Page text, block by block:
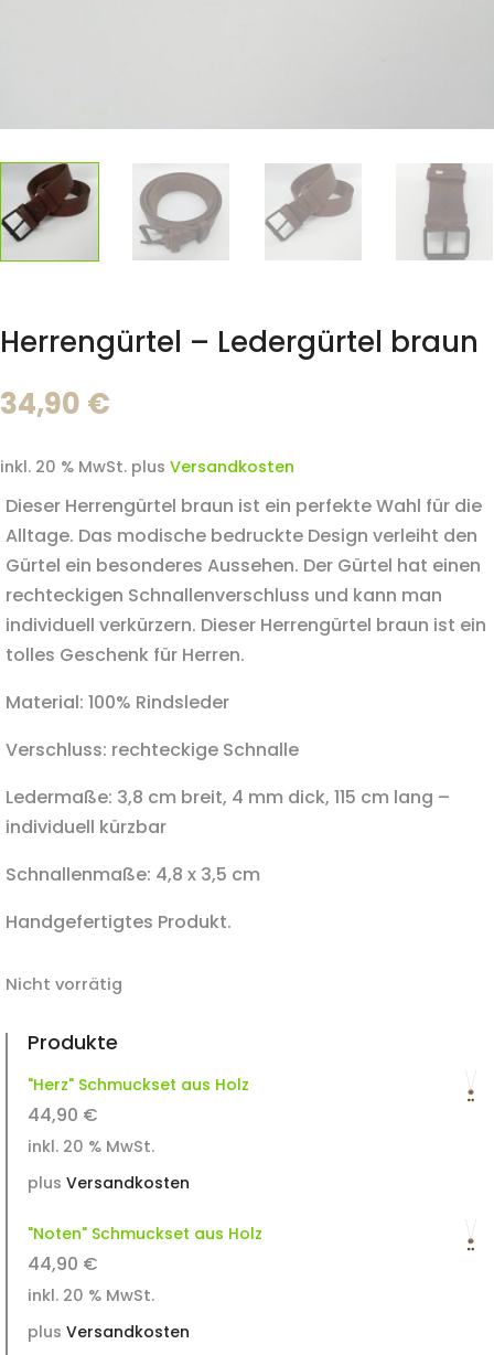
Herrengürtel – Ledergürtel braun
34,90 €
inkl. 20 % MwSt. plus Versandkosten
Dieser Herrengürtel braun ist ein perfekte Wahl für die
Alltage. Das modische bedruckte Design verleiht den
Gürtel ein besonderes Aussehen. Der Gürtel hat einen
rechteckigen Schnallenverschluss und kann man
individuell verkürzern. Dieser Herrengürtel braun ist ein
tolles Geschenk für Herren.
Material: 100% Rindsleder
Verschluss: rechteckige Schnalle
Ledermaße: 3,8 cm breit, 4 mm dick, 115 cm lang –
individuell kürzbar
Schnallenmaße: 4,8 x 3,5 cm
Handgefertigtes Produkt.
Nicht vorrätig
Produkte
"Herz" Schmuckset aus Holz
44,90 €
inkl. 20 % MwSt.
plus Versandkosten
"Noten" Schmuckset aus Holz
44,90 €
inkl. 20 % MwSt.
plus Versandkosten